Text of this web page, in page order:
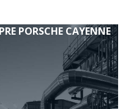
PORSCHE CAYENNE